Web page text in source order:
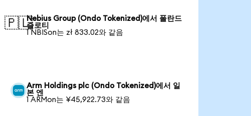
🇵🇱Nebius Group (Ondo Tokenized)에서 폴란드
즐로티
1 NBISon는 zł 833.02와 같음
Arm Holdings plc (Ondo Tokenized)에서 일
본 엔
1 ARMon는 ¥45,922.73와 같음